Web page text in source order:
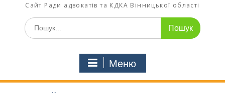
Сайт Ради адвокатів та КДКА Вінницької області
Шукати:
Меню